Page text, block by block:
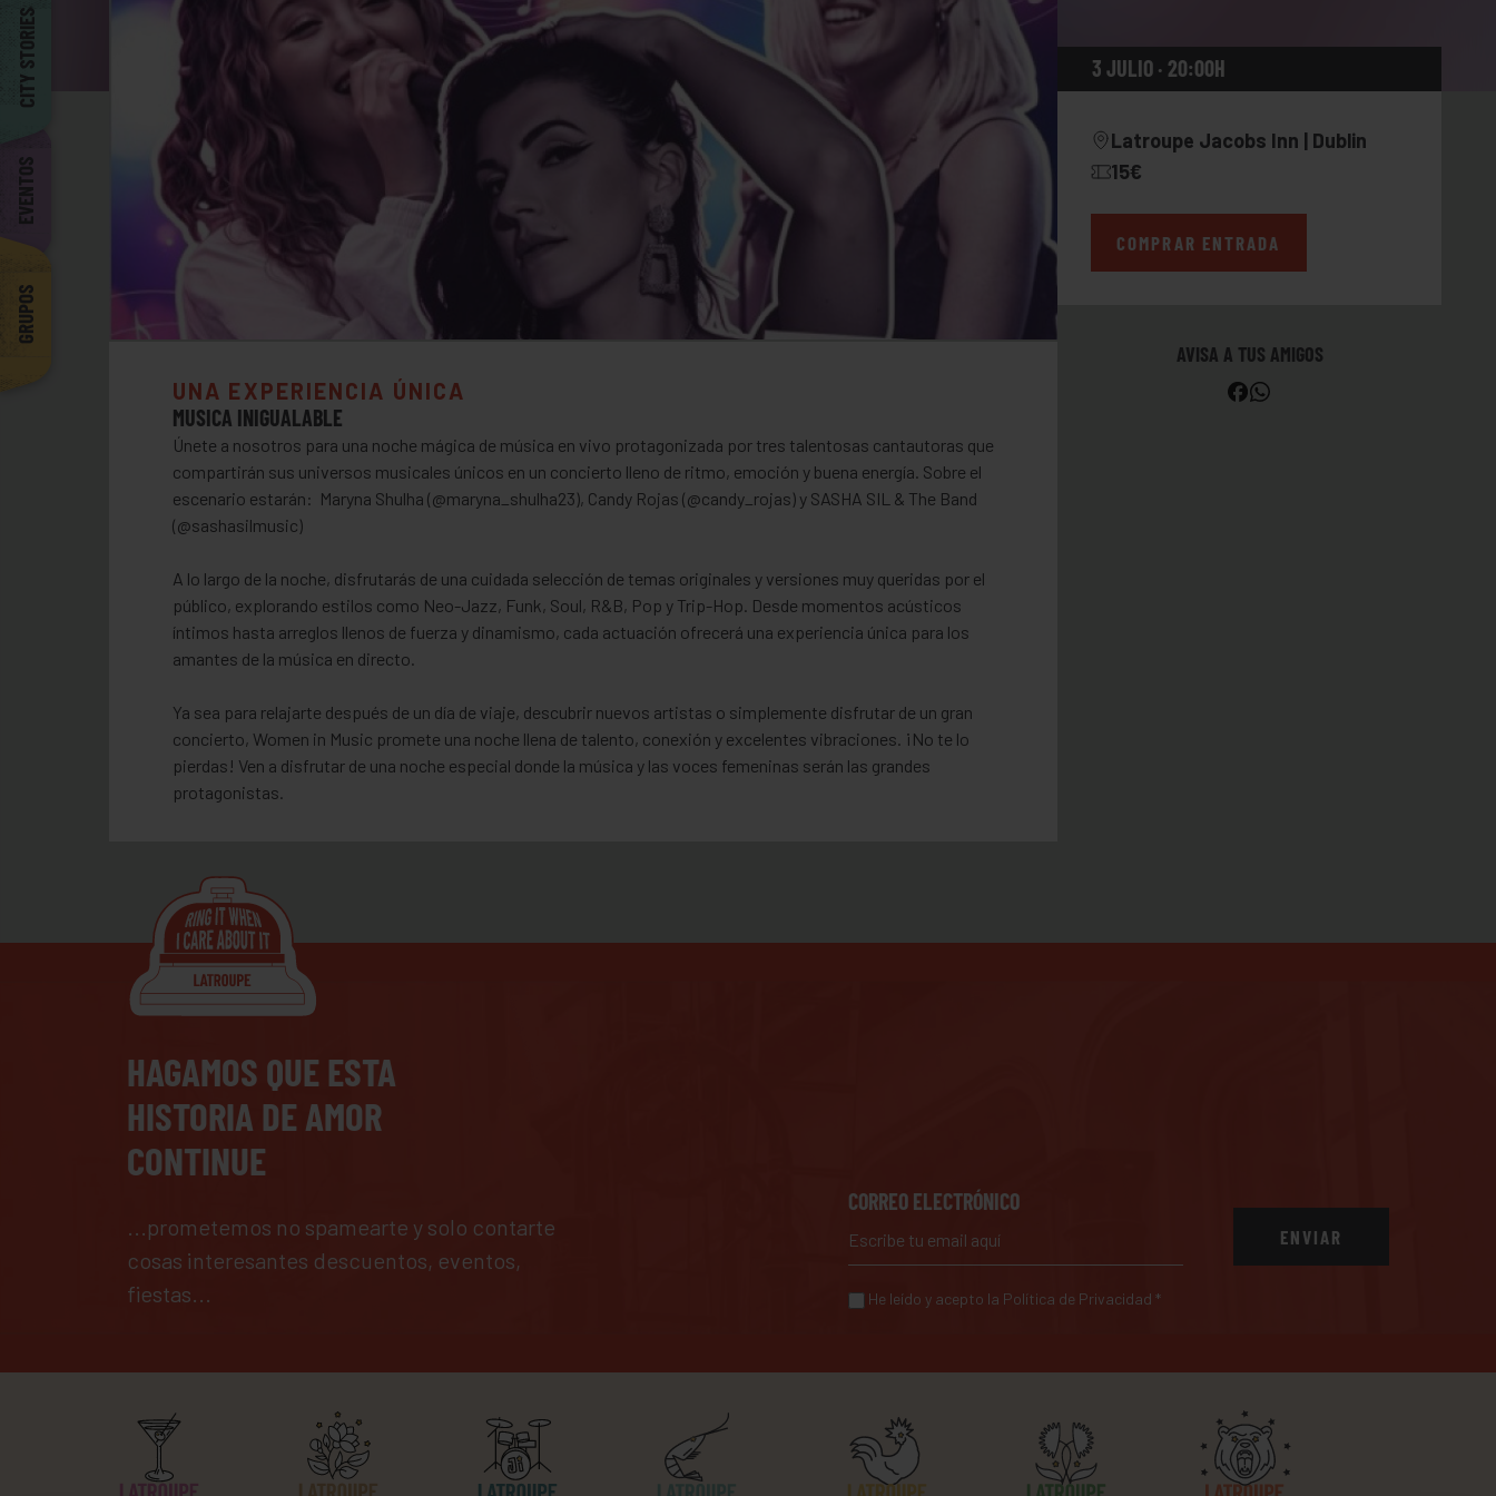
CITY STORIES
EVENTOS
GRUPOS
UNA EXPERIENCIA ÚNICA
MUSICA INIGUALABLE
Únete a nosotros para una noche mágica de música en vivo protagonizada por tres talentosas cantautoras que
compartirán sus universos musicales únicos en un concierto lleno de ritmo, emoción y buena energía. Sobre el
escenario estarán: Maryna Shulha (@maryna_shulha23), Candy Rojas (@candy_rojas) y SASHA SIL & The Band
(@sashasilmusic)
A lo largo de la noche, disfrutarás de una cuidada selección de temas originales y versiones muy queridas por el
público, explorando estilos como Neo-Jazz, Funk, Soul, R&B, Pop y Trip-Hop. Desde momentos acústicos
íntimos hasta arreglos llenos de fuerza y dinamismo, cada actuación ofrecerá una experiencia única para los
amantes de la música en directo.
Ya sea para relajarte después de un día de viaje, descubrir nuevos artistas o simplemente disfrutar de un gran
concierto, Women in Music promete una noche llena de talento, conexión y excelentes vibraciones. ¡No te lo
pierdas! Ven a disfrutar de una noche especial donde la música y las voces femeninas serán las grandes
protagonistas.
3 JULIO · 20:00H
Latroupe Jacobs Inn | Dublin
15€
COMPRAR ENTRADA
AVISA A TUS AMIGOS
HAGAMOS QUE ESTA
HISTORIA DE AMOR
CONTINUE
...prometemos no spamearte y solo contarte
cosas interesantes descuentos, eventos,
fiestas...
CORREO ELECTRÓNICO
ENVIAR
He leído y acepto la Política de Privacidad *